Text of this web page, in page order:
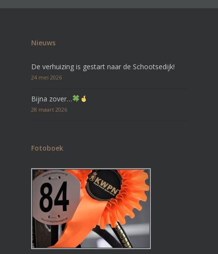
Nieuws
De verhuizing is gestart naar de Schootsedijk!
24 mei 2026
Bijna zover…
28 maart 2026
Fotoboek